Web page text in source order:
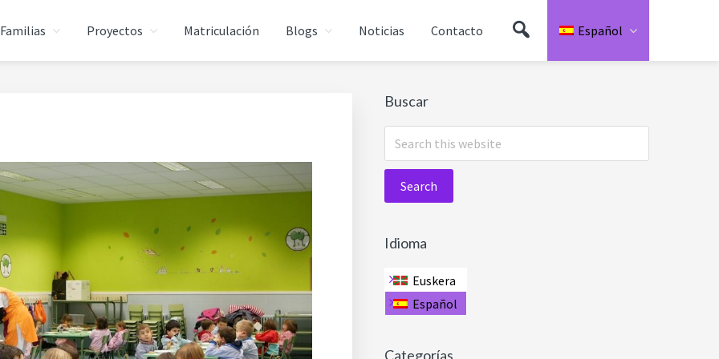
enseñanza gratuita en euskera.
Familias Proyectos Matriculación Blogs Noticias Contacto BuscadorEspañol
Primary
Sidebar
Buscar
Search
this
Idioma
Euskera
Español
Categorías